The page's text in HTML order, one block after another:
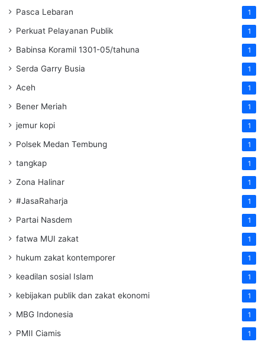
Pasca Lebaran 1
Perkuat Pelayanan Publik 1
Babinsa Koramil 1301-05/tahuna 1
Serda Garry Busia 1
Aceh 1
Bener Meriah 1
jemur kopi 1
Polsek Medan Tembung 1
tangkap 1
Zona Halinar 1
#JasaRaharja 1
Partai Nasdem 1
fatwa MUI zakat 1
hukum zakat kontemporer 1
keadilan sosial Islam 1
kebijakan publik dan zakat ekonomi 1
MBG Indonesia 1
PMII Ciamis 1